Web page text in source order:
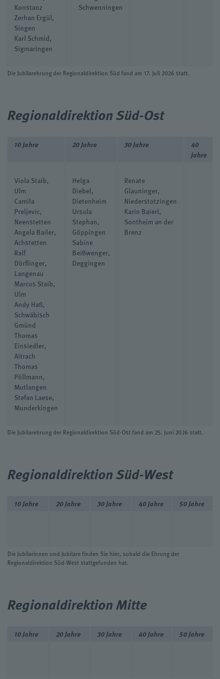
Konstanz
Zerhan Ergül,
Singen
Karl Schmid,
Sigmaringen
Schwenningen
Die Jubilarehrung der Regionaldirektion Süd fand am 17. Juli 2026 statt.
Regionaldirektion Süd-Ost
10 Jahre 20 Jahre 30 Jahre
40
Jahre
Viola Staib,
Ulm
Camila
Preljevic,
Neenstetten
Angela Bailer,
Achstetten
Ralf
Dörflinger,
Langenau
Marcus Staib,
Ulm
Andy Haß,
Schwäbisch
Gmünd
Thomas
Einsiedler,
Aitrach
Thomas
Pöllmann,
Mutlangen
Stefan Laese,
Munderkingen
Helga
Diebel,
Dietenheim
Ursula
Stephan,
Göppingen
Sabine
Beißwenger,
Deggingen
Renate
Glauninger,
Niederstotzingen
Karin Baierl,
Sontheim an der
Brenz
Die Jubilarehrung der Regionaldirektion Süd-Ost fand am 25. Juni 2026 statt.
Regionaldirektion Süd-West
10 Jahre 20 Jahre 30 Jahre 40 Jahre 50 Jahre
Die Jubilarinnen und Jubilare finden Sie hier, sobald die Ehrung der
Regionaldirektion Süd-West stattgefunden hat.
Regionaldirektion Mitte
10 Jahre 20 Jahre 30 Jahre 40 Jahre 50 Jahre